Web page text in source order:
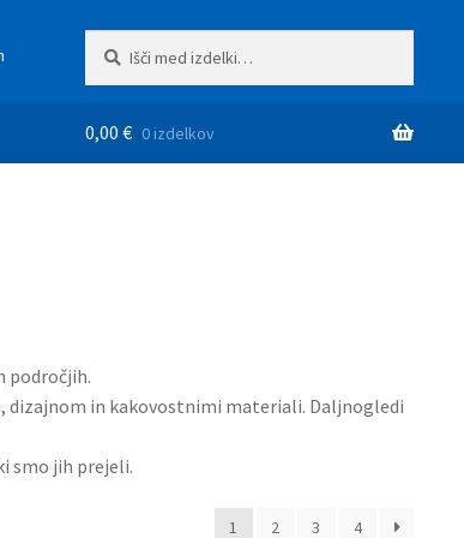
0,00€ 0 izdelkov
področjih.
dizajnom in kakovostnimi materiali. Daljnogledi
smo jih prejeli.
1 2 3 4